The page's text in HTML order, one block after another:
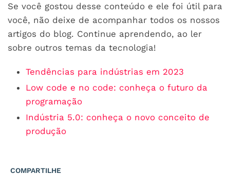
Se você gostou desse conteúdo e ele foi útil para
você, não deixe de acompanhar todos os nossos
artigos do blog. Continue aprendendo, ao ler
sobre outros temas da tecnologia!
Tendências para indústrias em 2023
Low code e no code: conheça o futuro da
programação
Indústria 5.0: conheça o novo conceito de
produção
COMPARTILHE